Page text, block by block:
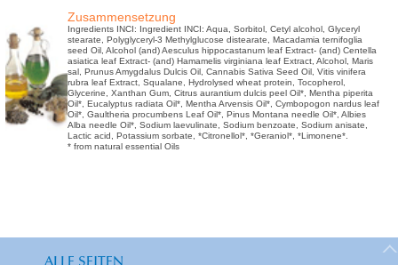
Zusammensetzung
Ingredients INCI: Ingredient INCI: Aqua, Sorbitol, Cetyl alcohol, Glyceryl
stearate, Polyglyceryl-3 Methylglucose distearate, Macadamia ternifoglia
seed Oil, Alcohol (and) Aesculus hippocastanum leaf Extract- (and) Centella
asiatica leaf Extract- (and) Hamamelis virginiana leaf Extract, Alcohol, Maris
sal, Prunus Amygdalus Dulcis Oil, Cannabis Sativa Seed Oil, Vitis vinifera
rubra leaf Extract, Squalane, Hydrolysed wheat protein, Tocopherol,
Glycerine, Xanthan Gum, Citrus aurantium dulcis peel Oil*, Mentha piperita
Oil*, Eucalyptus radiata Oil*, Mentha Arvensis Oil*, Cymbopogon nardus leaf
Oil*, Gaultheria procumbens Leaf Oil*, Pinus Montana needle Oil*, Albies
Alba needle Oil*, Sodium laevulinate, Sodium benzoate, Sodium anisate,
Lactic acid, Potassium sorbate, *Citronellol*, *Geraniol*, *Limonene*.
* from natural essential Oils